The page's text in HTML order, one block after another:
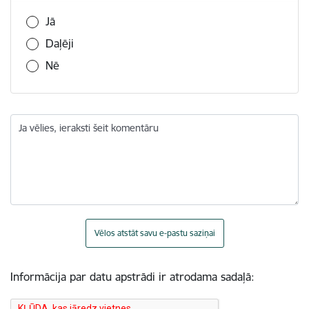
Jā
Daļēji
Nē
Ja vēlies, ieraksti šeit komentāru
Vēlos atstāt savu e-pastu saziņai
Informācija par datu apstrādi ir atrodama sadaļā: